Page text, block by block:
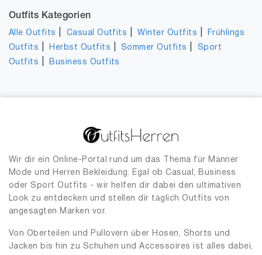
Outfits Kategorien
Alle Outfits Casual Outfits |Winter Outfits
Frühlings
Outfits
Herbst Outfits Sommer Outfits
Sport
Outfits
Business Outfits
Wir dir ein Online-Portal rund um das Thema für Männer
Mode und Herren Bekleidung. Egal ob Casual, Business
oder Sport Outfits - wir helfen dir dabei den ultimativen
Look zu entdecken und stellen dir täglich Outfits von
angesagten Marken vor.
Von Oberteilen und Pullovern über Hosen, Shorts und
Jacken bis hin zu Schuhen und Accessoires ist alles dabei,